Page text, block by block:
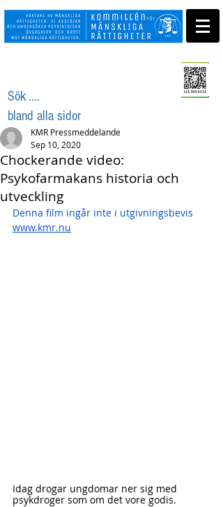
Sök ....
bland alla sidor
Chockerande video:
Psykofarmakans historia och
utveckling
KMR Pressmeddelande
Sep 10, 2020
Denna film ingår inte i utgivningsbevis
www.kmr.nu
Idag drogar ungdomar ner sig med
psykdroger som om det vore godis.